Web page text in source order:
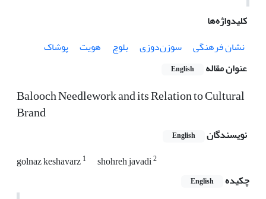
کلیدواژه‌ها
نشان فرهنگی
سوزن‌دوزی بلوچ هویت
پوشاک
عنوان مقاله
English
Balooch Needlework and its Relation to Cultural
Brand
نویسندگان English
golnaz keshavarz1 shohreh javadi2
چکیده English